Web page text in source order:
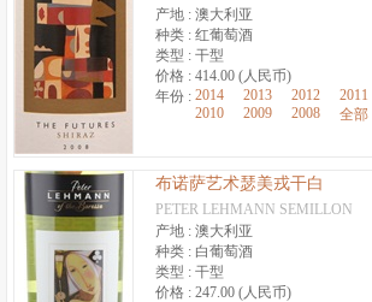
产地 : 澳大利亚
种类 : 红葡萄酒
类型 : 干型
价格 : 414.00 (人民币)
年份 : 2014 2013 2012
2011
2010
2009 2008 全部
布诺萨艺术瑟美戎干白
PETER LEHMANN SEMILLON
产地 : 澳大利亚
种类 : 白葡萄酒
类型 : 干型
价格 : 247.00 (人民币)